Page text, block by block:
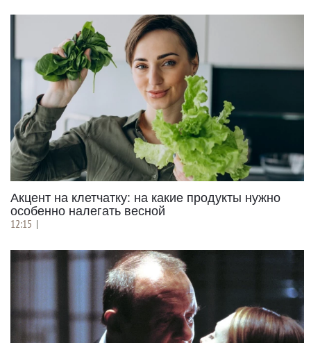
Акцент на клетчатку: на какие продукты нужно
особенно налегать весной
12:15 |